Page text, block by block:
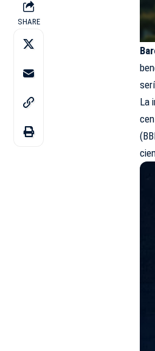
SHARE
La